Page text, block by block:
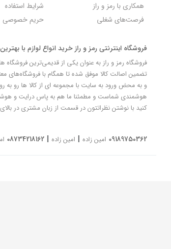
همکاری با رمز و راز
فرصت‌های شغلی
شرایط استفاده
حریم خصوصی
فروشگاه اینترنتی رمز و راز خرید انواع لوازم با
تضمین اصالت کالا موفق شده تا همگام با فروشگاه‌های
و به محض ورود به سایت با مجموعه ای از کالا ها رو به
کنید با نوشتن نظراتتون در قسمت از زبان مشتری در
09189750362 امین زاده | امین زاده |
08734218162